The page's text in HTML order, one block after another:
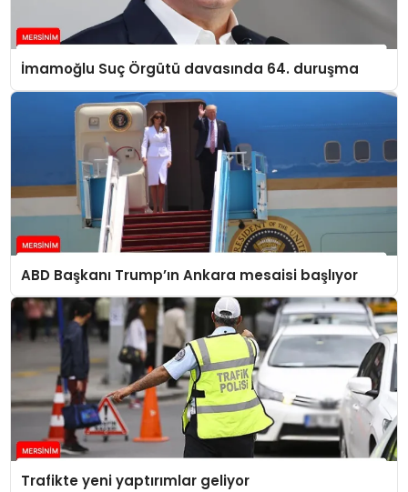
İmamoğlu Suç Örgütü davasında 64. duruşma
ABD Başkanı Trump’ın Ankara mesaisi başlıyor
Trafikte yeni yaptırımlar geliyor